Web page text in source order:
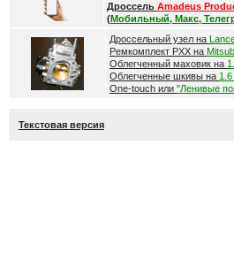
Дроссель Amadeus
(Мобильный, Макс,
Дроссельный узел на
Ремкомплект РХХ на
Облегченный маховик на
Облегченные шкивы на
One-touch или "Ленивые
Текстовая версия